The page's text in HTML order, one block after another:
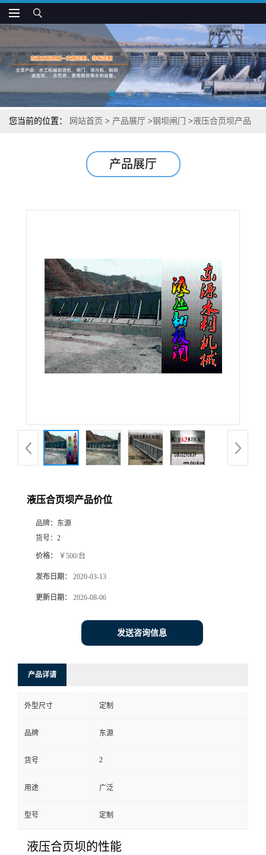
您当前的位置： 网站首页 > 产品展厅 >钢坝闸门 >液压合页坝产品
产品展厅
液压合页坝产品价位
品牌： 东源
货号： 2
价格： ￥500/台
发布日期： 2020-03-13
更新日期： 2026-08-06
发送咨询信息
产品详请
外型尺寸 定制
品牌 东源
货号 2
用途 广泛
型号 定制
液压合页坝的性能